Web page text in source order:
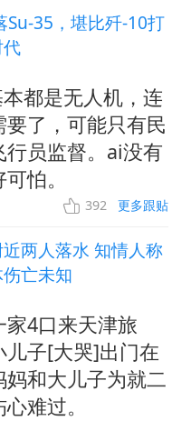
Su-35，堪比歼-10打
都是无人机，连
了，可能只有民
员监督。ai没有
怕。
392 更多跟贴
两人落水 知情人称
亡未知
4口来天津旅
子[大哭]出门在
和大儿子为就二
难过。